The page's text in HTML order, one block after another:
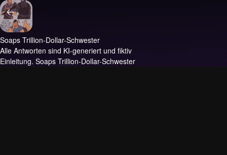
Soaps Trillion-Dollar-Schwester
Alle Antworten sind KI-generiert und fiktiv
Einleitung. Soaps Trillion-Dollar-Schwester